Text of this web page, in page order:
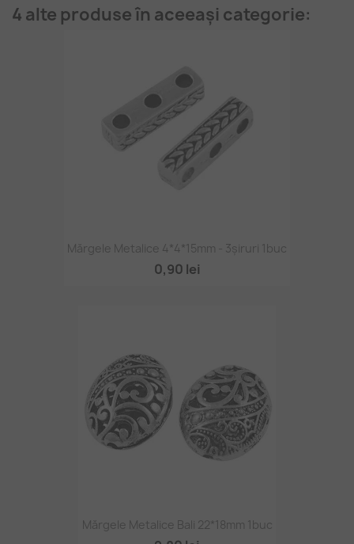
4 alte produse în aceeași categorie:
Mărgele Metalice 4*4*15mm - 3șiruri 1buc
0,90 lei
Mărgele Metalice Bali 22*18mm 1buc